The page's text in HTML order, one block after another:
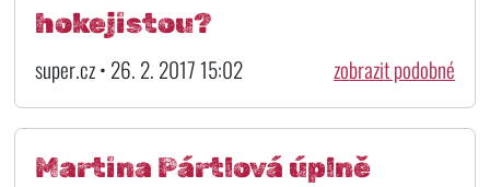
hokejistou?
super.cz • 26. 2. 2017 15:02 zobrazit podobné
Martina Pártlová úplně